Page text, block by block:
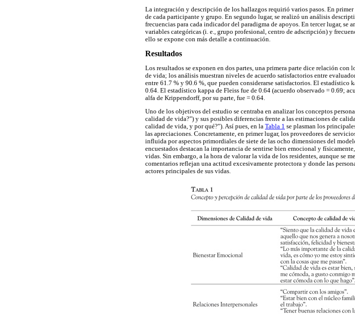
La integración y descripción de los hallazgos requirió varios pasos. En
de cada participante y grupo. En segundo lugar, se realizó un análisis
frecuencias para cada indicador del paradigma de apoyos. En tercer lugar,
variables categóricas (i. e., grupo profesional, centro de adscripción) y
ello se expone con más detalle a continuación.
Resultados
Los resultados se exponen en dos partes, una primera parte dice relación
de vida; los análisis muestran niveles de acuerdo satisfactorios entre
entre 61.7 % y 90.6 %, que pueden considerarse satisfactorios. El
0.64. El estadístico kappa de Fleiss fue de 0.64 (acuerdo observado = 0.69;
alfa de Krippendorff, por su parte, fue = 0.64.
Uno de los objetivos del estudio se centraba en analizar los conceptos
calidad de vida?") y sus posibles diferencias frente a las estimaciones de
calidad de vida, y por qué?"). Así pues, en la Tabla 1 se plasman los
las apreciaciones. Concretamente, en primer lugar, los proveedores de
influida por aspectos primordiales de siete de las ocho dimensiones del
encuestados destacan la importancia de sentirse bien emocional y
vidas. Sin embargo, a la hora de valorar la vida de los residentes, aunque se
comentarios reflejan una actitud excesivamente protectora y donde las
actores principales de sus vidas.